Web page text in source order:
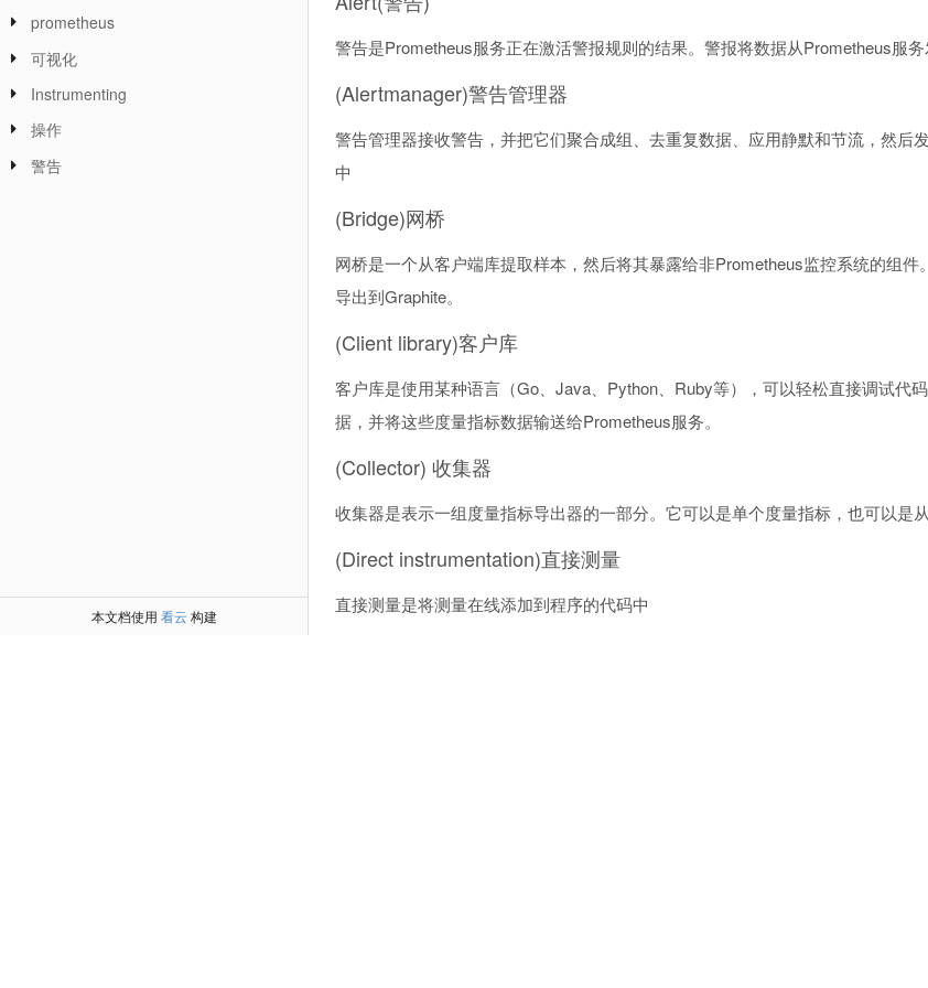
prometheus
可视化
Instrumenting
操作
警告
本文档使用 看云 构建
警告是Prometheus服务正在激活警报规则的结果。警报将数据从Prometheus服
(Alertmanager)警告管理器
警告管理器接收警告，并把它们聚合成组、去重复数据、应用静默和节流，然后
中
(Bridge)网桥
网桥是一个从客户端库提取样本，然后将其暴露给非Prometheus监控系统的组
导出到Graphite。
(Client library)客户库
客户库是使用某种语言（Go、Java、Python、Ruby等），可以轻松直接调试代
据，并将这些度量指标数据输送给Prometheus服务。
(Collector) 收集器
收集器是表示一组度量指标导出器的一部分。它可以是单个度量指标，也可以是
(Direct instrumentation)直接测量
直接测量是将测量在线添加到程序的代码中